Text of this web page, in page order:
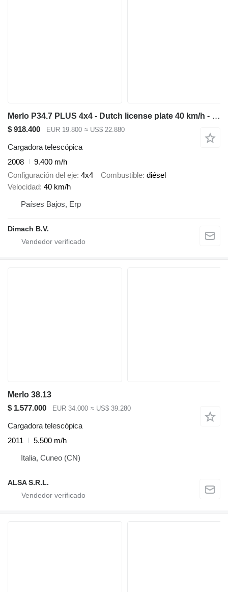
Merlo P34.7 PLUS 4x4 - Dutch license plate 40 km/h - pallet forks - De
$ 918.400 EUR 19.800 ≈ US$ 22.880
Cargadora telescópica
2008
9.400 m/h
Configuración del eje 4x4 Combustible diésel
Velocidad 40 km/h
Países Bajos, Erp
Dimach B.V.
Merlo 38.13
$ 1.577.000
EUR 34.000 ≈ US$ 39.280
Cargadora telescópica
2011
5.500 m/h
Italia, Cuneo (CN)
ALSA S.R.L.